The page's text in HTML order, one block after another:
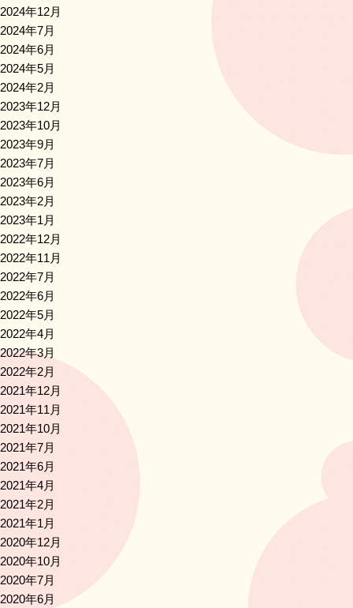
2024年12月
2024年7月
2024年6月
2024年5月
2024年2月
2023年12月
2023年10月
2023年9月
2023年7月
2023年6月
2023年2月
2023年1月
2022年12月
2022年11月
2022年7月
2022年6月
2022年5月
2022年4月
2022年3月
2022年2月
2021年12月
2021年11月
2021年10月
2021年7月
2021年6月
2021年4月
2021年2月
2021年1月
2020年12月
2020年10月
2020年7月
2020年6月